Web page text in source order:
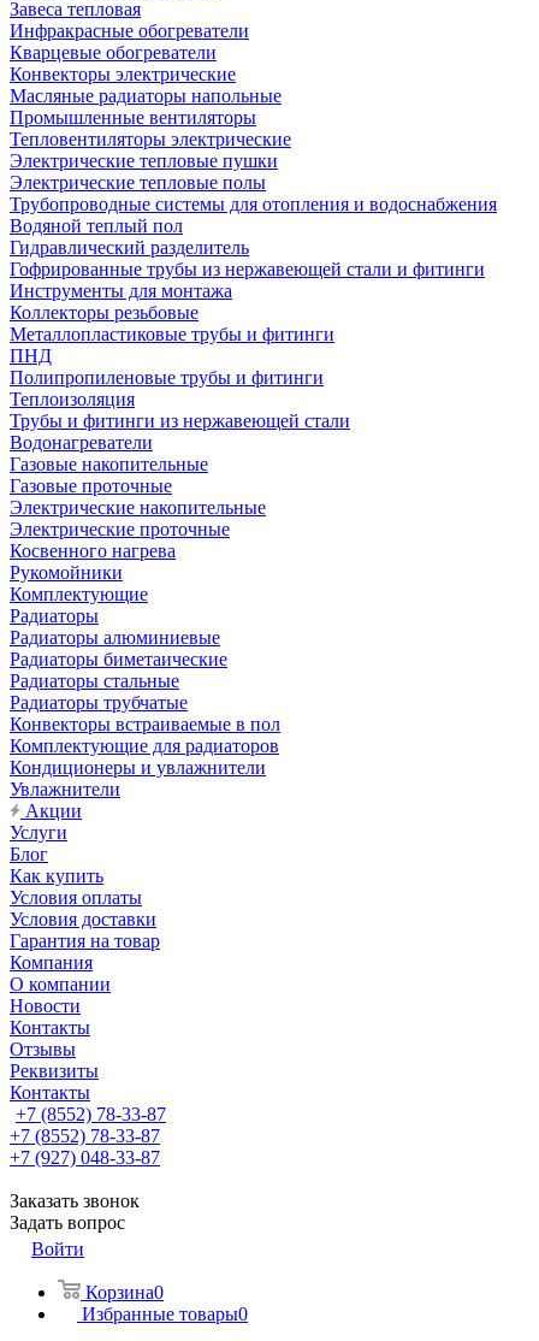
Завеса тепловая
Инфракрасные обогреватели
Кварцевые обогреватели
Конвекторы электрические
Масляные радиаторы напольные
Промышленные вентиляторы
Тепловентиляторы электрические
Электрические тепловые пушки
Электрические тепловые полы
Трубопроводные системы для отопления и водоснабжения
Водяной теплый пол
Гидравлический разделитель
Гофрированные трубы из нержавеющей стали и фитинги
Инструменты для монтажа
Коллекторы резьбовые
Металлопластиковые трубы и фитинги
ПНД
Полипропиленовые трубы и фитинги
Теплоизоляция
Трубы и фитинги из нержавеющей стали
Водонагреватели
Газовые накопительные
Газовые проточные
Электрические накопительные
Электрические проточные
Косвенного нагрева
Рукомойники
Комплектующие
Радиаторы
Радиаторы алюминиевые
Радиаторы биметаические
Радиаторы стальные
Радиаторы трубчатые
Конвекторы встраиваемые в пол
Комплектующие для радиаторов
Кондиционеры и увлажнители
Увлажнители
Акции
Услуги
Блог
Как купить
Условия оплаты
Условия доставки
Гарантия на товар
Компания
О компании
Новости
Контакты
Отзывы
Реквизиты
Контакты
+7 (8552) 78-33-87
+7 (8552) 78-33-87
+7 (927) 048-33-87
Заказать звонок
Задать вопрос
Войти
Корзина0
Избранные товары0